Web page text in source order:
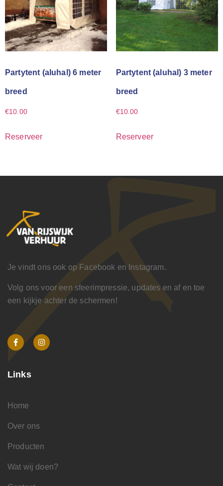
Partytent (aluhal) 6 meter
breed
€10.00
Reserveer
Partytent (aluhal) 3 meter
breed
€10.00
Reserveer
Je vindt ons ook op Facebook en Instagram.
Volg ons voor een sfeerimpressie, updates en af en toe
een kijkje achter de schermen!
Links
Home
Over ons
Producten
Wat wij doen?